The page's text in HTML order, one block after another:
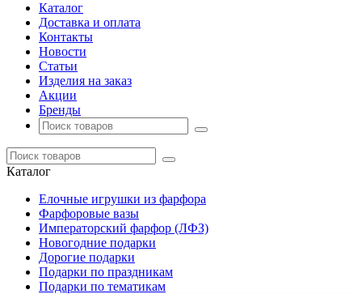
Каталог
Доставка и оплата
Контакты
Новости
Статьи
Изделия на заказ
Акции
Бренды
Каталог
Елочные игрушки из фарфора
Фарфоровые вазы
Императорский фарфор (ЛФЗ)
Новогодние подарки
Дорогие подарки
Подарки по праздникам
Подарки по тематикам